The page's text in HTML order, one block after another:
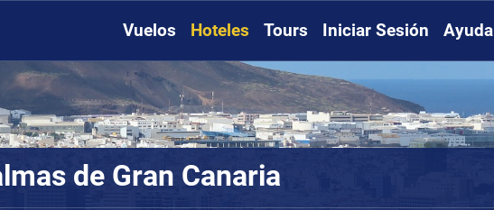
Vuelos Hoteles Tours Iniciar Sesión Ayuda
de Gran Canaria